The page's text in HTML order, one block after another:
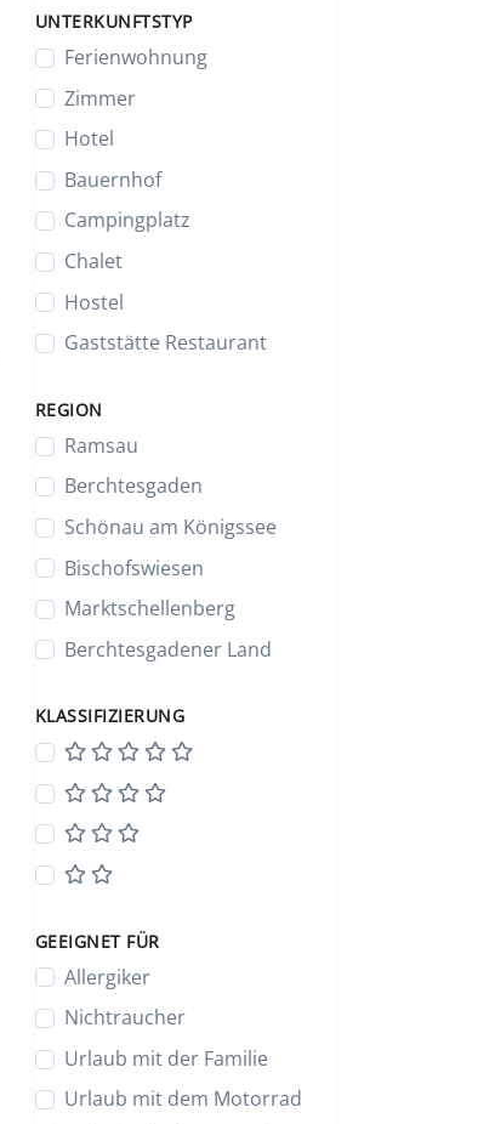
UNTERKUNFTSTYP
Ferienwohnung
Zimmer
Hotel
Bauernhof
Campingplatz
Chalet
Hostel
Gaststätte Restaurant
REGION
Ramsau
Berchtesgaden
Schönau am Königssee
Bischofswiesen
Marktschellenberg
Berchtesgadener Land
KLASSIFIZIERUNG
GEEIGNET FÜR
Allergiker
Nichtraucher
Urlaub mit der Familie
Urlaub mit dem Motorrad